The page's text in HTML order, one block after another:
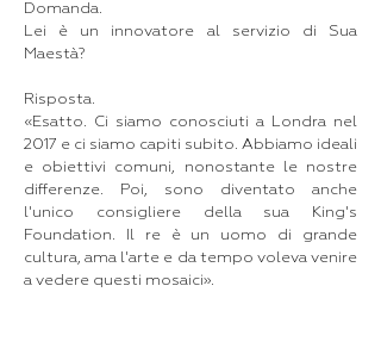
Domanda.
Lei è un innovatore al servizio di Sua
Maestà?
Risposta.
«Esatto. Ci siamo conosciuti a Londra nel
2017 e ci siamo capiti subito. Abbiamo ideali
e obiettivi comuni, nonostante le nostre
differenze. Poi, sono diventato anche
l'unico consigliere della sua King's
Foundation. Il re è un uomo di grande
cultura, ama l'arte e da tempo voleva venire
a vedere questi mosaici».